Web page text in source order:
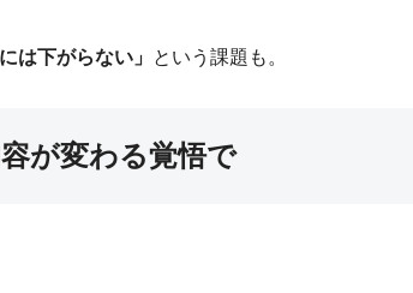
は下がらない」 という課題も。
が変わる覚悟で